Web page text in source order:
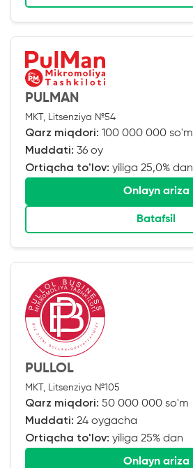
PULMAN
MKT, Litsenziya №54
Qarz miqdori: 100 000 000 so'm
Muddati: 36 oy
Ortiqcha to'lov: yiliga 25,0% dan
Onlayn ariza
Batafsil
PULLOL
MKT, Litsenziya №105
Qarz miqdori: 50 000 000 so'm
Muddati: 24 oygacha
Ortiqcha to'lov: yiliga 25% dan
Onlayn ariza